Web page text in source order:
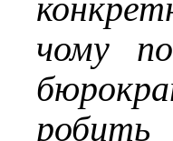
чому
робить